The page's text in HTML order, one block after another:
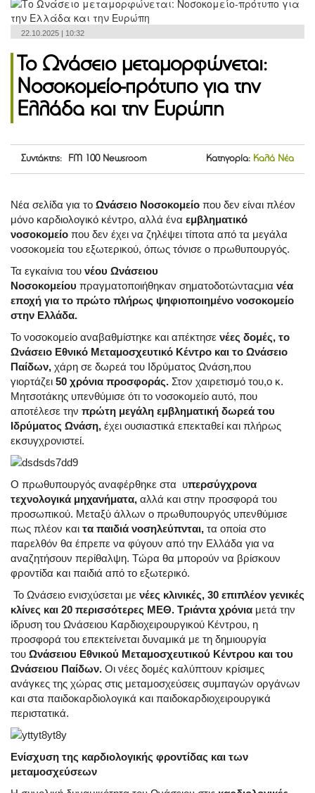
22.10.2025 | 10:32
Το Ωνάσειο μεταμορφώνεται:
Νοσοκομείο-πρότυπο για την
Ελλάδα και την Ευρώπη
Συντάκτης: FM 100 Newsroom Κατηγορία: Καλά Νέα
Νέα σελίδα για το Ωνάσειο Νοσοκομείο που δεν είναι πλέον
μόνο καρδιολογικό κέντρο, αλλά ένα εμβληματικό
νοσοκομείο που δεν έχει να ζηλέψει τίποτα από τα μεγάλα
νοσοκομεία του εξωτερικού, όπως τόνισε ο πρωθυπουργός.
Τα εγκαίνια του νέου Ωνάσειου
Νοσοκομείου πραγματοποιήθηκαν σηματοδοτώνταςμια νέα
εποχή για το πρώτο πλήρως ψηφιοποιημένο νοσοκομείο
στην Ελλάδα.
Το νοσοκομείο αναβαθμίστηκε και απέκτησε νέες δομές, το
Ωνάσειο Εθνικό Μεταμοσχευτικό Κέντρο και το Ωνάσειο
Παίδων, χάρη σε δωρεά του Ιδρύματος Ωνάση,που
γιορτάζει 50 χρόνια προσφοράς. Στον χαιρετισμό του,ο κ.
Μητσοτάκης υπενθύμισε ότι το νοσοκομείο αυτό, που
αποτέλεσε την πρώτη μεγάλη εμβληματική δωρεά του
Ιδρύματος Ωνάση, έχει ουσιαστικά επεκταθεί και πλήρως
εκσυγχρονιστεί.
Ο πρωθυπουργός αναφέρθηκε στα υπερσύγχρονα
τεχνολογικά μηχανήματα, αλλά και στην προσφορά του
προσωπικού. Μεταξύ άλλων ο πρωθυπουργός υπενθύμισε
πως πλέον και τα παιδιά νοσηλεύπνται, τα οποία στο
παρελθόν θα έπρεπε να φύγουν από την Ελλάδα για να
αναζητήσουν περίθαλψη. Τώρα θα μπορούν να βρίσκουν
φροντίδα και παιδιά από το εξωτερικό.
Το Ωνάσειο ενισχύσεται με νέες κλινικές, 30 επιπλέον γενικές
κλίνες και 20 περισσότερες ΜΕΘ. Τριάντα χρόνια μετά την
ίδρυση του Ωνάσειου Καρδιοχειρουργικού Κέντρου, η
προσφορά του επεκτείνεται δυναμικά με τη δημιουργία
του Ωνάσειου Εθνικού Μεταμοσχευτικού Κέντρου και του
Ωνάσειου Παίδων. Οι νέες δομές καλύπτουν κρίσιμες
ανάγκες της χώρας στις μεταμοσχεύσεις συμπαγών οργάνων
και στα παιδοκαρδιολογικά και παιδοκαρδιοχειρουργικά
περιστατικά.
Ενίσχυση της καρδιολογικής φροντίδας και των
μεταμοσχεύσεων